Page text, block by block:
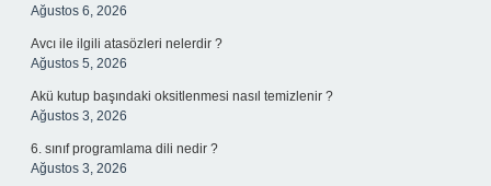
Ağustos 6, 2026
Avcı ile ilgili atasözleri nelerdir ?
Ağustos 5, 2026
Akü kutup başındaki oksitlenmesi nasıl temizlenir ?
Ağustos 3, 2026
6. sınıf programlama dili nedir ?
Ağustos 3, 2026